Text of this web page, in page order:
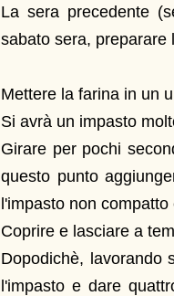
La sera precedente
sabato sera, preparare
Mettere la farina in un
Si avrà un impasto
Girare per pochi
questo punto
l'impasto non
Coprire e lasciare a
Dopodichè, lavorando
l'impasto e dare